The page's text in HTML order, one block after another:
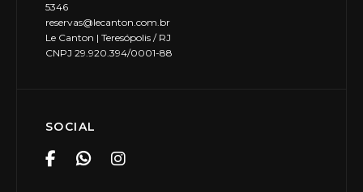
5346
reservas@lecanton.com.br
Le Canton | Teresópolis / RJ
CNPJ 29.920.394/0001-88
SOCIAL